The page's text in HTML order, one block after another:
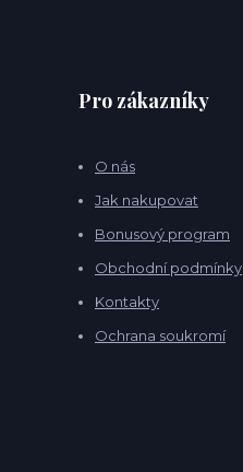
Pro zákazníky
O nás
Jak nakupovat
Bonusový program
Obchodní podmínky
Kontakty
Ochrana soukromí